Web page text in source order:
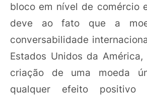
bloco em nível de comércio
deve ao fato que a
conversabilidade
Estados Unidos da
criação de uma moeda
qualquer efeito positivo